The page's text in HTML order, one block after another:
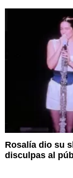
Rosalía dio su
disculpas al